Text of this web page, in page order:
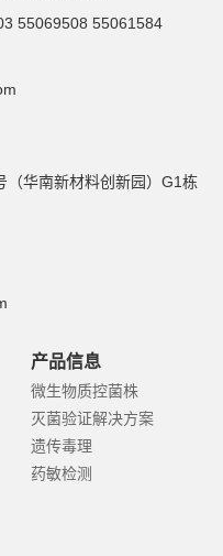
55069508 55061584
（华南新材料创新园）G1栋
产品信息
微生物质控菌株
灭菌验证解决方案
遗传毒理
药敏检测